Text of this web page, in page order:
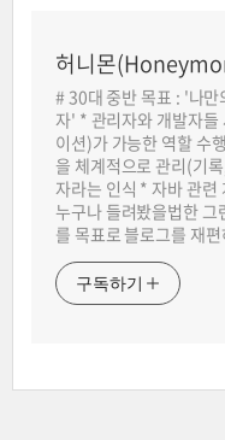
허니몬
# 30대 중반 목표 : '나
자' * 관리자와 개발자들
이션)가 가능한 역할 수
을 체계적으로 관리(기
자라는 인식 * 자바 관련
누구나 들려봤을법한 그
를 목표로 블로그를 재
구독하기